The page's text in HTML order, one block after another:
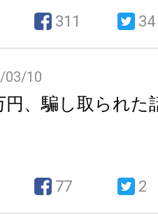
311 34
03/10
円、騙し取られた
77 2